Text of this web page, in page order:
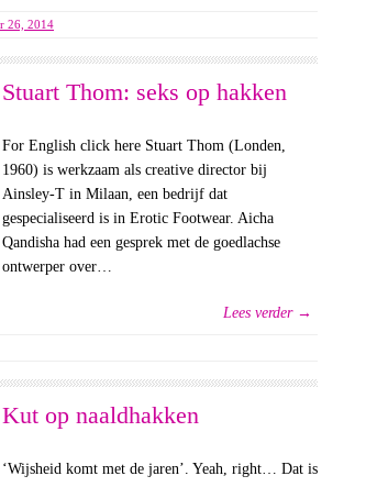
26, 2014
Stuart Thom: seks op hakken
For English click here Stuart Thom (Londen,
1960) is werkzaam als creative director bij
Ainsley-T in Milaan, een bedrijf dat
gespecialiseerd is in Erotic Footwear. Aicha
Qandisha had een gesprek met de goedlachse
ontwerper over…
Lees verder →
Kut op naaldhakken
‘Wijsheid komt met de jaren’. Yeah, right… Dat is